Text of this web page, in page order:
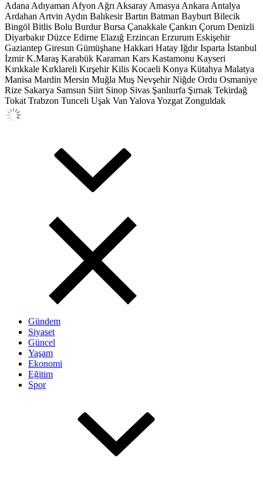
Adana Adıyaman Afyon Ağrı Aksaray Amasya Ankara Antalya
Ardahan Artvin Aydın Balıkesir Bartın Batman Bayburt Bilecik
Bingöl Bitlis Bolu Burdur Bursa Çanakkale Çankırı Çorum Denizli
Diyarbakır Düzce Edirne Elazığ Erzincan Erzurum Eskişehir
Gaziantep Giresun Gümüşhane Hakkari Hatay Iğdır Isparta İstanbul
İzmir K.Maraş Karabük Karaman Kars Kastamonu Kayseri
Kırıkkale Kırklareli Kırşehir Kilis Kocaeli Konya Kütahya Malatya
Manisa Mardin Mersin Muğla Muş Nevşehir Niğde Ordu Osmaniye
Rize Sakarya Samsun Siirt Sinop Sivas Şanlıurfa Şırnak Tekirdağ
Tokat Trabzon Tunceli Uşak Van Yalova Yozgat Zonguldak
Gündem
Siyaset
Güncel
Yaşam
Ekonomi
Eğitim
Spor